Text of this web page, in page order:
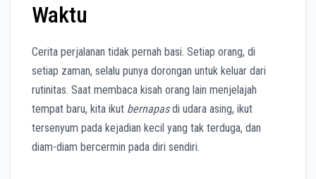
Waktu
Cerita perjalanan tidak pernah basi. Setiap orang, di
setiap zaman, selalu punya dorongan untuk keluar dari
rutinitas. Saat membaca kisah orang lain menjelajah
tempat baru, kita ikut bernapasdi udara asing, ikut
tersenyum pada kejadian kecil yang tak terduga, dan
diam-diam bercermin pada diri sendiri.